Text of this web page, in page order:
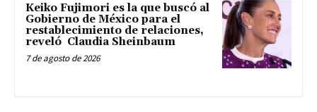
Keiko Fujimori es la que buscó al
Gobierno de México para el
restablecimiento de relaciones,
reveló Claudia Sheinbaum
7 de agosto de 2026